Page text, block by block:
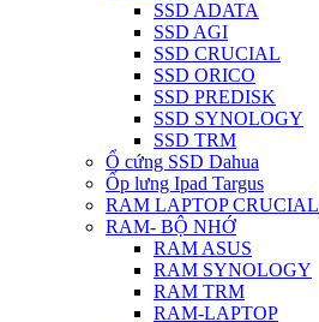
SSD ADATA
SSD AGI
SSD CRUCIAL
SSD ORICO
SSD PREDISK
SSD SYNOLOGY
SSD TRM
Ổ cứng SSD Dahua
Ốp lưng Ipad Targus
RAM LAPTOP CRUCIAL
RAM- BỘ NHỚ
RAM ASUS
RAM SYNOLOGY
RAM TRM
RAM-LAPTOP